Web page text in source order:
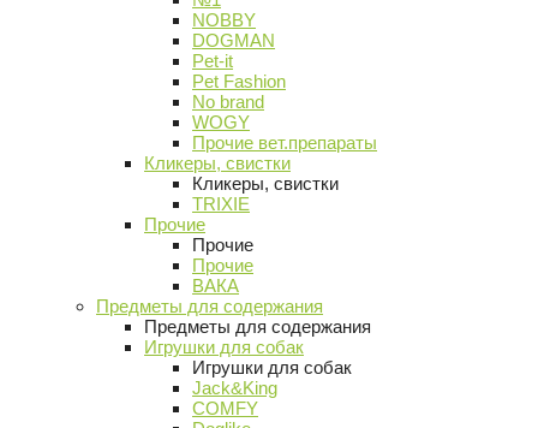
NOBBY
DOGMAN
Pet-it
Pet Fashion
No brand
WOGY
Прочие вет.препараты
Кликеры, свистки
Кликеры, свистки
TRIXIE
Прочие
Прочие
Прочие
ВАКА
Предметы для содержания
Предметы для содержания
Игрушки для собак
Игрушки для собак
Jack&King
COMFY